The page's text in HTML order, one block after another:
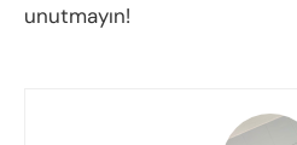
unutmayın!